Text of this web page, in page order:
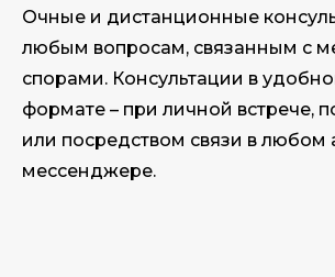
Очные и дистанционные
любым вопросам, связанным с
спорами. Консультации в
формате – при личной встрече,
или посредством связи в любом
мессенджере.